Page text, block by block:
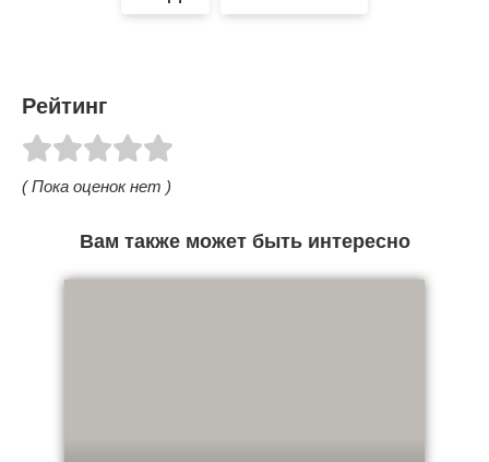
Рейтинг
( Пока оценок нет )
Вам также может быть интересно